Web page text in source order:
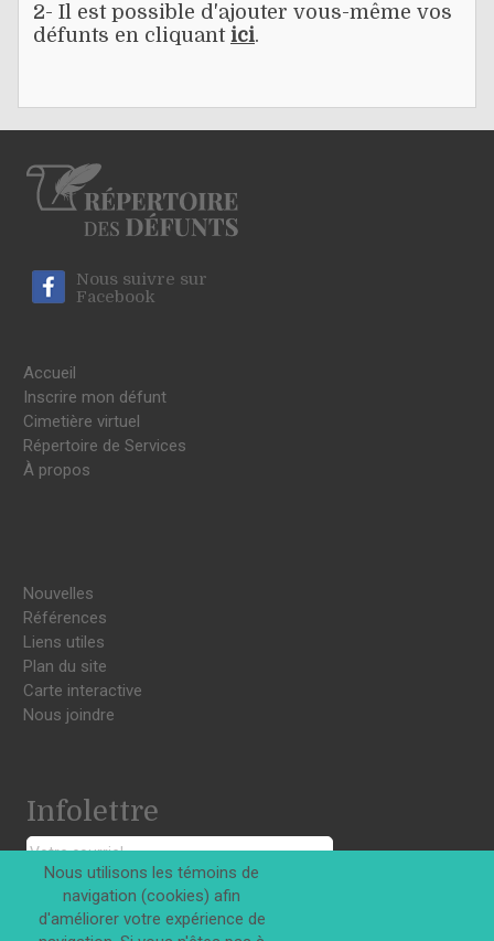
2- Il est possible d'ajouter vous-même vos
défunts en cliquant ici.
Nous suivre sur
Facebook
Accueil
Inscrire mon défunt
Cimetière virtuel
Répertoire de Services
À propos
Nouvelles
Références
Liens utiles
Plan du site
Carte interactive
Nous joindre
Infolettre
S'INSCRIRE
Nous utilisons les témoins de
navigation (cookies) afin
d'améliorer votre expérience de